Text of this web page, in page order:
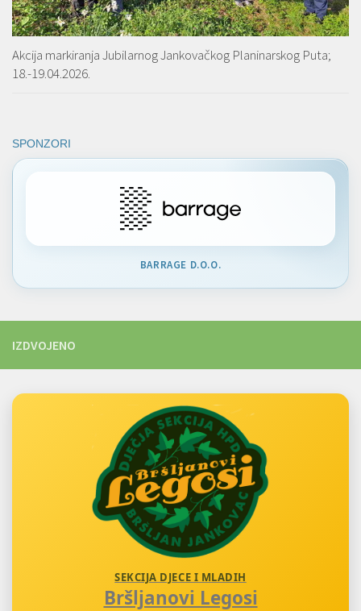
Akcija markiranja Jubilarnog Jankovačkog Planinarskog Puta;
18.-19.04.2026.
SPONZORI
BARRAGE D.O.O.
IZDVOJENO
SEKCIJA DJECE I MLADIH
Bršljanovi Legosi